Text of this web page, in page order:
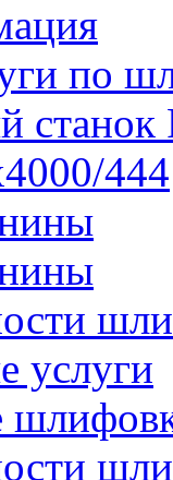
по
444
услуги